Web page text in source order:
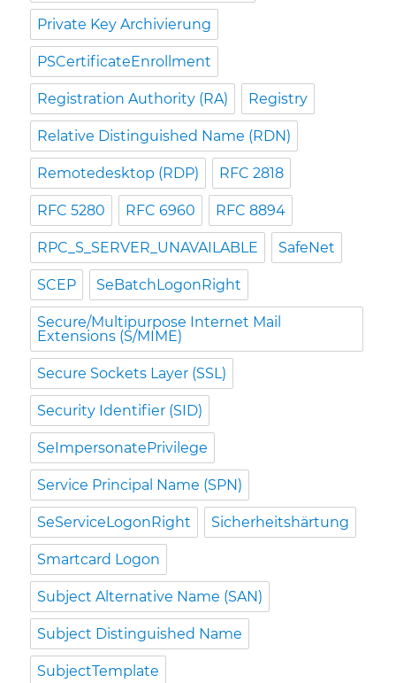
Private Key Archivierung
PSCertificateEnrollment
Registration Authority (RA) Registry
Relative Distinguished Name (RDN)
Remotedesktop (RDP) RFC 2818
RFC 5280 RFC 6960 RFC 8894
RPC_S_SERVER_UNAVAILABLE SafeNet
SCEP SeBatchLogonRight
Secure/Multipurpose Internet Mail
Extensions (S/MIME)
Secure Sockets Layer (SSL)
Security Identifier (SID)
SeImpersonatePrivilege
Service Principal Name (SPN)
SeServiceLogonRight Sicherheitshärtung
Smartcard Logon
Subject Alternative Name (SAN)
Subject Distinguished Name
SubjectTemplate